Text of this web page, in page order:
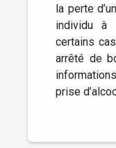
la perte
individu à
certains
arrêté de
prise